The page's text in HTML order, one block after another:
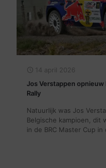
14 april 2026
Jos Verstappen opnieuw
Rally
Natuurlijk was Jos
Belgische kampioen, dit
in de BRC Master Cup in